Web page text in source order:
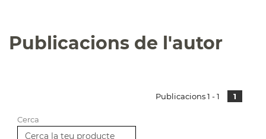
Publicacions de l'autor
Publicacions 1 - 1 1
Cerca